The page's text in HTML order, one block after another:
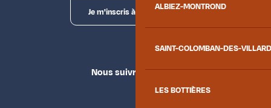
ALBIEZ-MONTROND
SAINT-COLOMBAN-DES-
LES BOTTIÈRES
Je m'inscris à la newsletter
Nous suivre